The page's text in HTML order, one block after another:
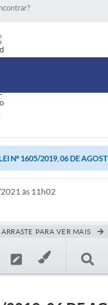
Nº 1605/2019, 06 DE
às 11h02
ARRASTE PARA VER MAIS